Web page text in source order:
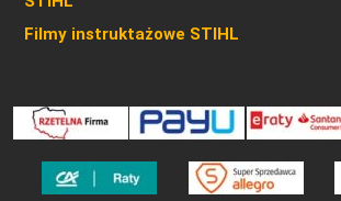
Filmy instruktażowe STIHL